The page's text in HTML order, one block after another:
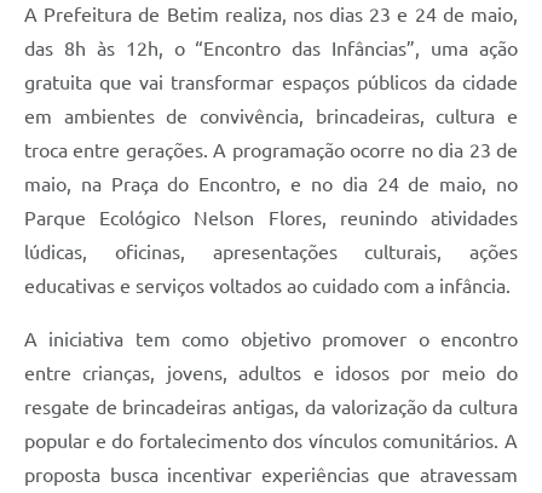
A Prefeitura de Betim realiza, nos dias 23 e 24 de maio,
das 8h às 12h, o “Encontro das Infâncias”, uma ação
gratuita que vai transformar espaços públicos da cidade
em ambientes de convivência, brincadeiras, cultura e
troca entre gerações. A programação ocorre no dia 23 de
maio, na Praça do Encontro, e no dia 24 de maio, no
Parque Ecológico Nelson Flores, reunindo atividades
lúdicas, oficinas, apresentações culturais, ações
educativas e serviços voltados ao cuidado com a infância.
A iniciativa tem como objetivo promover o encontro
entre crianças, jovens, adultos e idosos por meio do
resgate de brincadeiras antigas, da valorização da cultura
popular e do fortalecimento dos vínculos comunitários. A
proposta busca incentivar experiências que atravessam